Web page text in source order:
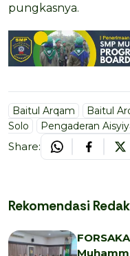
pungkasnya.
Baitul Arqam Baitul
Solo
Pengaderan
Share:
Rekomendasi